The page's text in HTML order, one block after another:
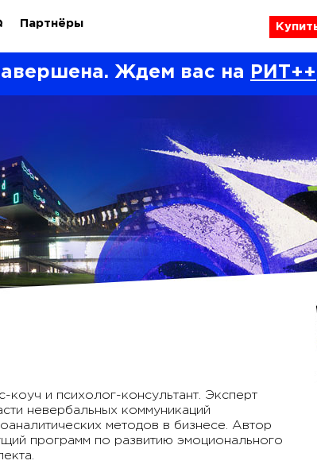
Партнёры
Ждем вас на РИТ++
коуч и психолог-консультант. Эксперт
невербальных коммуникаций
методов в бизнесе. Автор
программ по развитию эмоционального